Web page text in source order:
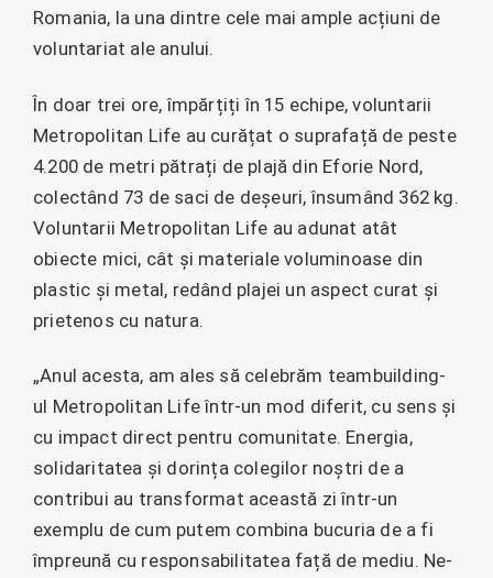
Romania, la una dintre cele mai ample acțiuni de
voluntariat ale anului.
În doar trei ore, împărțiți în 15 echipe, voluntarii
Metropolitan Life au curățat o suprafață de peste
4.200 de metri pătrați de plajă din Eforie Nord,
colectând 73 de saci de deșeuri, însumând 362 kg.
Voluntarii Metropolitan Life au adunat atât
obiecte mici, cât și materiale voluminoase din
plastic și metal, redând plajei un aspect curat și
prietenos cu natura.
„Anul acesta, am ales să celebrăm teambuilding-
ul Metropolitan Life într-un mod diferit, cu sens și
cu impact direct pentru comunitate. Energia,
solidaritatea și dorința colegilor noștri de a
contribui au transformat această zi într-un
exemplu de cum putem combina bucuria de a fi
împreună cu responsabilitatea față de mediu. Ne-